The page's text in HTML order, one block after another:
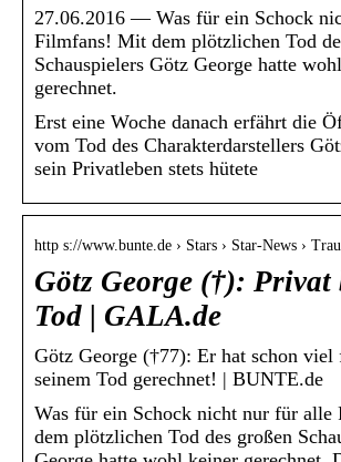
27.06.2016 — Was für ein Schock
Filmfans! Mit dem plötzlichen Tod
Schauspielers Götz George hatte
gerechnet.
Erst eine Woche danach erfährt die
vom Tod des Charakterdarstellers
sein Privatleben stets hütete
http s://www.bunte.de › Stars › Star-News ›
Götz George (†): Privat
Tod | GALA.de
Götz George (†77): Er hat schon
seinem Tod gerechnet! | BUNTE.de
Was für ein Schock nicht nur für
dem plötzlichen Tod des großen